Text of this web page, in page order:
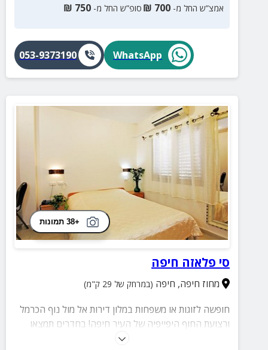
אמצ”ש החל מ- 700
₪ סופ”ש החל מ- 750
₪
WhatsApp
053-9373190
+38 תמונות
סי פלאזה חיפה
מחוז חיפה, חיפה (במרחק של 29 ק"מ)
חופשה לזוגות או משפחות במלון דירות אל מול נוף הכרמל
ורצועת החוף היפייפיה של העיר חיפה! בחדרים תמצאו
מיטות זוגיות גדולות ואיכותיות, פינות קפה וחדרי רחצה